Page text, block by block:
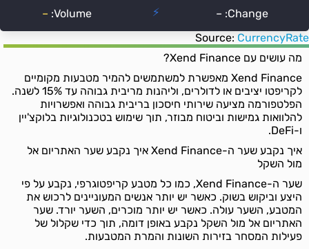
Source: CurrencyRate
מה עושים עם Xend Finance?
Xend Finance מאפשרת למשתמשים להמיר מטבעות מקומיים
לקריפטו יציבים או לדולרים, וליהנות מריבית גבוהה עד 15% לשנה.
הפלטפורמה מציעה שירותי חיסכון בריבית גבוהה ואפשרויות
להלוואות גמישות וביטוח מבוזר, תוך שימוש בטכנולוגיות בלוקצ'יין
ו-DeFi.
איך נקבע שער ה-Xend Finance איך נקבע שער האתריום אל
מול השקל
שער ה-Xend Finance, כמו כל מטבע קריפטוגרפי, נקבע על פי
היצע וביקוש בשוק. כאשר יש יותר אנשים המעוניינים לרכוש את
המטבע, השער עולה. כאשר יש יותר מוכרים, השער יורד. שער
האתריום אל מול השקל נקבע באופן דומה, תוך כדי שקלול של
פעילות המסחר בזירות השונות והמרת המטבעות.